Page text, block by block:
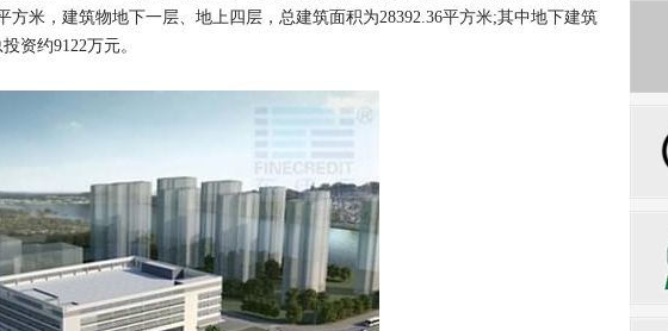
方米，建筑物地下一层、地上四层，总建筑面积为28392.36平方米;其中地下建筑
资约9122万元。